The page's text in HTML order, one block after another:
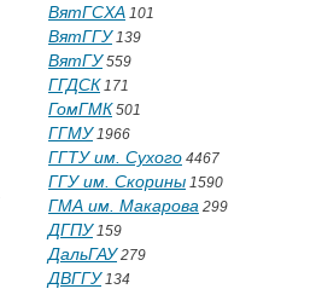
ВятГСХА 101
ВятГГУ139
ВятГУ559
ГГДСК 171
ГомГМК 501
ГГМУ1966
ГГТУ им. Сухого 4467
ГГУ им. Скорины 1590
ГМА им. Макарова 299
ДГПУ159
ДальГАУ279
ДВГГУ134